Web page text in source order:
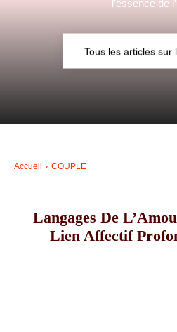
–
l’essence de
Tous les articles sur
Accueil COUPLE
Langages De
Lien Affectif